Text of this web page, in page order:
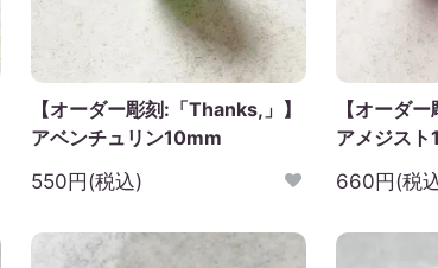
【オーダー彫刻:「Thanks,」】
アベンチュリン10mm
550円(税込)
【オーダ
アメジス
660円(税